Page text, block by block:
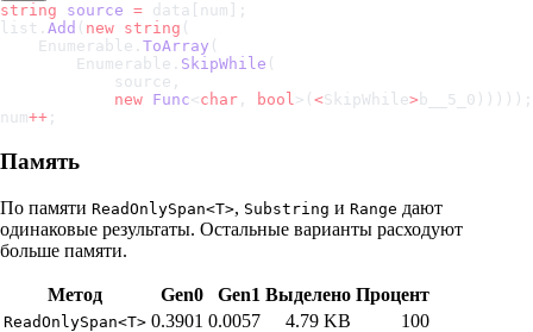
string source = data[num];
list. Add ( new string (
    Enumerable.
ToArray (
        Enumerable.
SkipWhile (
            source,
            new
Func< char , bool >( <SkipWhile> b__5_0)))));
num++ ;
Память
По памяти ReadOnlySpan<T>, Substring и Range дают
одинаковые результаты. Остальные варианты расходуют
больше памяти.
Метод Gen0 Gen1 Выделено Процент
ReadOnlySpan<T> 0.3901 0.0057 4.79 KB 100